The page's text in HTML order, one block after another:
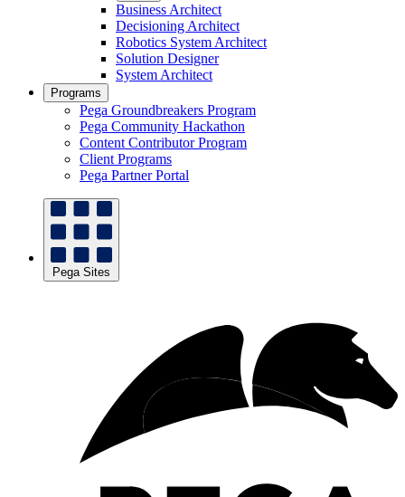
Business Architect
Decisioning Architect
Robotics System Architect
Solution Designer
System Architect
Programs
Pega Groundbreakers Program
Pega Community Hackathon
Content Contributor Program
Client Programs
Pega Partner Portal
Pega Sites